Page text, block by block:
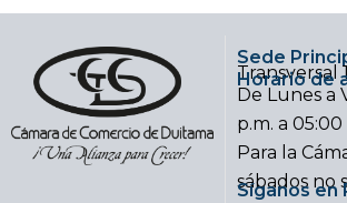
Sede
Transversal
Horario de
De Lunes a
p.m. a 05:00
Para la
sábados no
Síganos en